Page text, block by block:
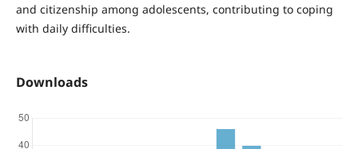
and citizenship among adolescents, contributing to coping
with daily difficulties.
Downloads